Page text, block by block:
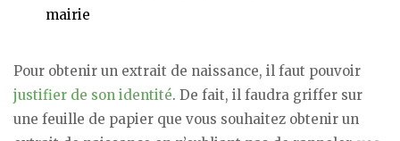
mairie
Pour obtenir un extrait de naissance, il faut pouvoir
justifier de son identité. De fait, il faudra griffer sur
une feuille de papier que vous souhaitez obtenir un